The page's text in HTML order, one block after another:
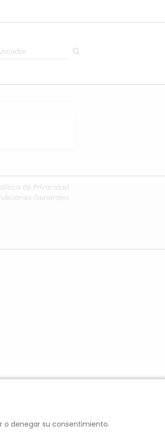
de Privacidad
Generales
o denegar su consentimiento.